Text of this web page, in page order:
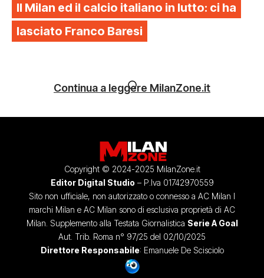
Il Milan ed il calcio italiano in lutto: ci ha
lasciato Franco Baresi
Continua a leggere MilanZone.it
Copyright © 2024-2025 MilanZone.it
Editor Digital Studio – P.Iva 01742970559
Sito non ufficiale, non autorizzato o connesso a AC Milan I
marchi Milan e AC Milan sono di esclusiva proprietà di AC
Milan. Supplemento alla Testata Giornalistica Serie A Goal
Aut. Trib. Roma n° 97/25 del 02/10/2025
Direttore Responsabile: Emanuele De Scisciolo